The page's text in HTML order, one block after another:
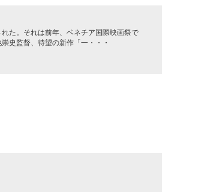
た。それは前年、ベネチア国際映画祭で
史監督、待望の新作「一・・・